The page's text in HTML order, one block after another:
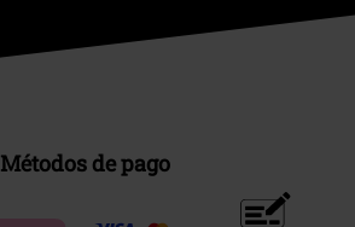
Métodos de pago